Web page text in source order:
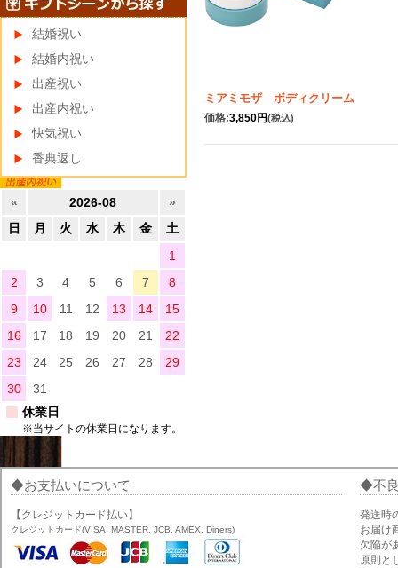
ミアミモザ ボディクリーム
価格:3,850円(税込)
結婚祝い
結婚内祝い
出産祝い
出産内祝い
快気祝い
香典返し
« 2026-08
»
日
月 火 水 木 金
土
1
2
3 4 5 6 7
8
9
10 11 12 13 14
15
16
17 18 19 20 21
22
23
24 25 26 27 28
29
30
31
休業日
※当サイトの休業日になります。
お支払いについて
【クレジットカード払い】
クレジットカード(VISA, MASTER, JCB, AMEX, Diners)
不
発送時
お届け
欠陥が
原則と